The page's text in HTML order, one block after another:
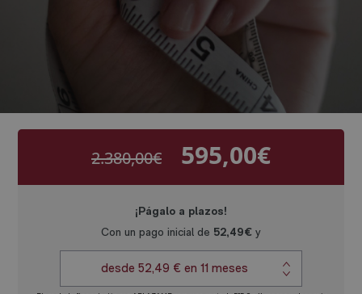
2.380,00€
era:
2.380,00€.
595,00€El